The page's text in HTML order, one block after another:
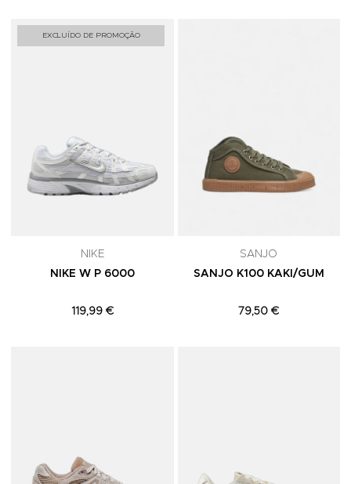
EXCLUÍDO DE PROMOÇÃO
NIKE
NIKE W P 6000
119,99 €
SANJO
SANJO K100 KAKI/GUM
79,50 €